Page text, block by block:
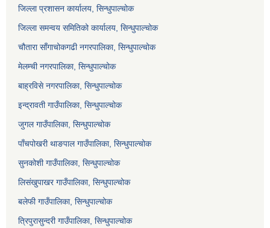
जिल्ला प्रशासन कार्यालय, सिन्धुपाल्चोक
जिल्ला समन्वय समितिको कार्यालय, सिन्धुपाल्चोक
चौतारा साँगाचोकगढी नगरपालिका, सिन्धुपाल्चोक
मेलम्ची नगरपालिका, सिन्धुपाल्चोक
बाह्रविसे नगरपालिका, सिन्धुपाल्चोक
इन्द्रावती गाउँपालिका, सिन्धुपाल्चोक
जुगल गाउँपालिका, सिन्धुपाल्चोक
पाँचपोखरी थाङपाल गाउँपालिका, सिन्धुपाल्चोक
सुनकोशी गाउँपालिका, सिन्धुपाल्चोक
लिसंखुपाखर गाउँपालिका, सिन्धुपाल्चोक
बलेफी गाउँपालिका, सिन्धुपाल्चोक
त्रिपुरासुन्दरी गाउँपालिका, सिन्धुपाल्चोक